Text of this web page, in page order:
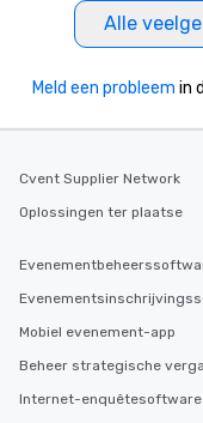
Alle
Meld een probleem in
Cvent Supplier Network
Oplossingen ter plaatse
Mobiel evenement-app
Beheer strategische
Internet-enquêtesoftware